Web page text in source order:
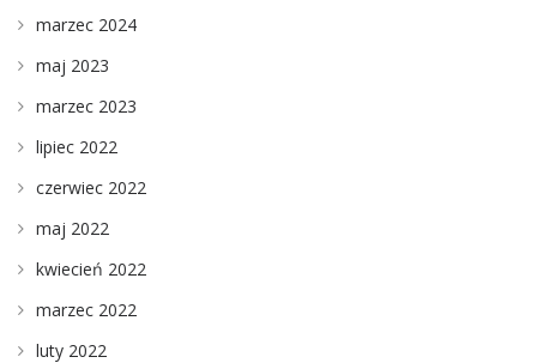
marzec 2024
maj 2023
marzec 2023
lipiec 2022
czerwiec 2022
maj 2022
kwiecień 2022
marzec 2022
luty 2022